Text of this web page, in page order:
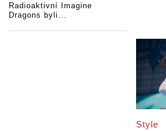
Radioaktivní Imagine
Dragons byli...
Style